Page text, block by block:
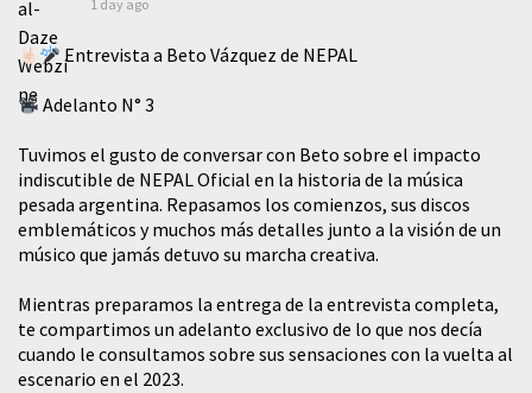
1 day ago
Entrevista a Beto Vázquez de NEPAL
Adelanto N° 3
Tuvimos el gusto de conversar con Beto sobre el impacto
indiscutible de NEPAL Oficial en la historia de la música
pesada argentina. Repasamos los comienzos, sus discos
emblemáticos y muchos más detalles junto a la visión de un
músico que jamás detuvo su marcha creativa.
Mientras preparamos la entrega de la entrevista completa,
te compartimos un adelanto exclusivo de lo que nos decía
cuando le consultamos sobre sus sensaciones con la vuelta al
escenario en el 2023.